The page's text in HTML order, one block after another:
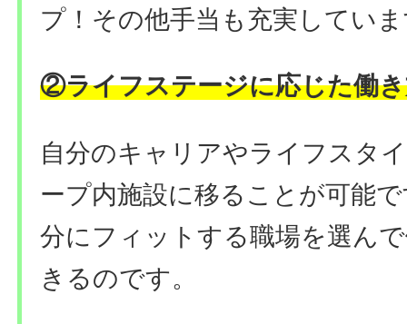
プ！ その他手当も充実してい
②ライフステージに応じた働
自分のキャリアやライフスタ
ープ内施設に移ることが可能
分にフィットする職場を選ん
きるのです。